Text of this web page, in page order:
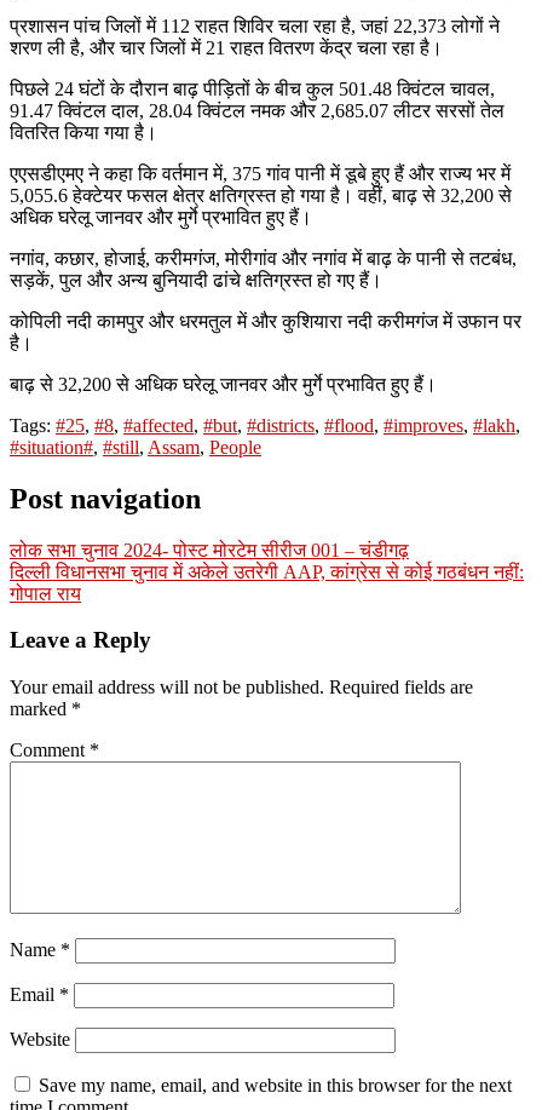
प्रशासन पांच जिलों में 112 राहत शिविर चला रहा है, जहां 22,373 लोगों ने
शरण ली है, और चार जिलों में 21 राहत वितरण केंद्र चला रहा है।
पिछले 24 घंटों के दौरान बाढ़ पीड़ितों के बीच कुल 501.48 क्विंटल चावल,
91.47 क्विंटल दाल, 28.04 क्विंटल नमक और 2,685.07 लीटर सरसों तेल
वितरित किया गया है।
एएसडीएमए ने कहा कि वर्तमान में, 375 गांव पानी में डूबे हुए हैं और राज्य भर में
5,055.6 हेक्टेयर फसल क्षेत्र क्षतिग्रस्त हो गया है। वहीं, बाढ़ से 32,200 से
अधिक घरेलू जानवर और मुर्गे प्रभावित हुए हैं।
नगांव, कछार, होजाई, करीमगंज, मोरीगांव और नगांव में बाढ़ के पानी से तटबंध,
सड़कें, पुल और अन्य बुनियादी ढांचे क्षतिग्रस्त हो गए हैं।
कोपिली नदी कामपुर और धरमतुल में और कुशियारा नदी करीमगंज में उफान पर
है।
बाढ़ से 32,200 से अधिक घरेलू जानवर और मुर्गे प्रभावित हुए हैं।
Tags: #25, #8, #affected, #but, #districts, #flood, #improves, #lakh,
#situation#, #still, Assam, People
Post navigation
लोक सभा चुनाव 2024- पोस्ट मोरटेम सीरीज 001 – चंडीगढ़
दिल्ली विधानसभा चुनाव में अकेले उतरेगी AAP, कांग्रेस से कोई गठबंधन नहीं:
गोपाल राय
Leave a Reply
Your email address will not be published. Required fields are
marked *
Comment *
Name *
Email *
Website
Save my name, email, and website in this browser for the next